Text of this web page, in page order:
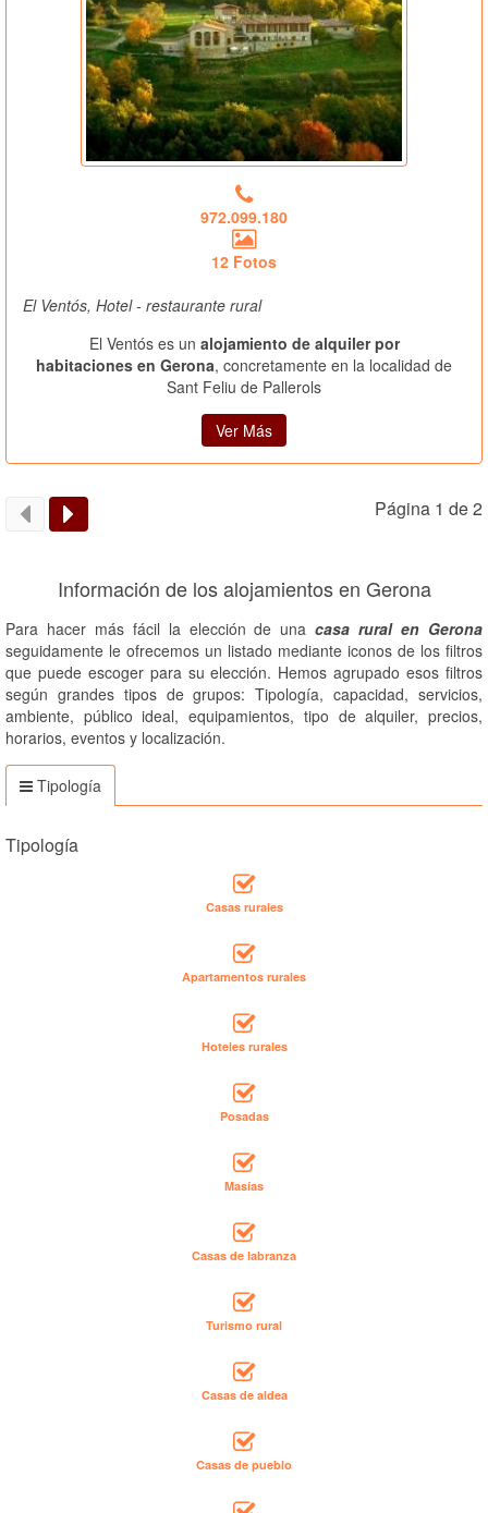
972.099.180
12 Fotos
El Ventós, Hotel - restaurante rural
El Ventós es un alojamiento de alquiler por
habitaciones en Gerona, concretamente en la localidad de
Sant Feliu de Pallerols
Ver Más
Página 1 de 2
Información de los alojamientos en Gerona
Para hacer más fácil la elección de unacasa rural en Gerona
seguidamente le ofrecemos un listado mediante iconos de los filtros
que puede escoger para su elección. Hemos agrupado esos filtros
según grandes tipos de grupos: Tipología, capacidad, servicios,
ambiente, público ideal, equipamientos, tipo de alquiler, precios,
horarios, eventos y localización.
Tipología
Tipología
Casas rurales
Apartamentos rurales
Hoteles rurales
Posadas
Masías
Casas de labranza
Turismo rural
Casas de aldea
Casas de pueblo